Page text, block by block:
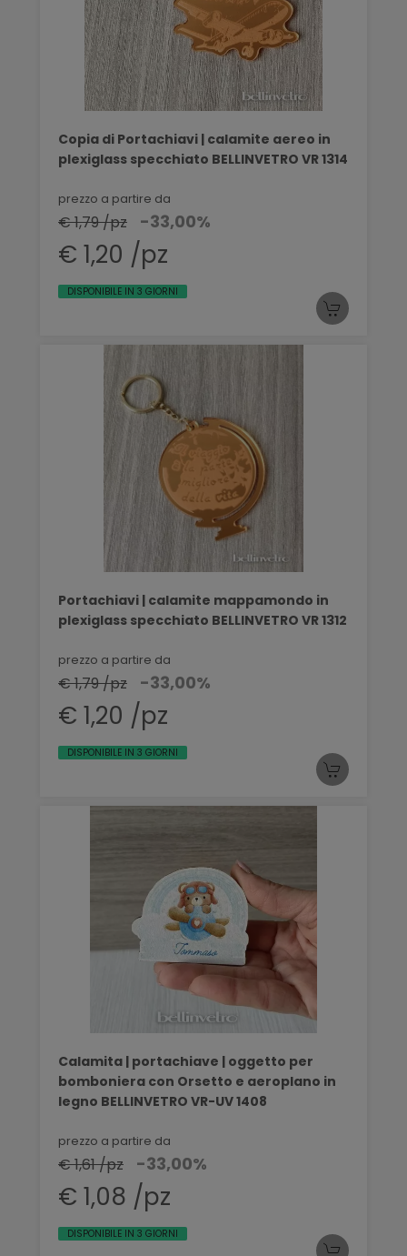
Copia di Portachiavi | calamite aereo in
plexiglass specchiato BELLINVETRO VR 1314
prezzo a partire da
€ 1,79 /pz -33,00%
€ 1,20 /pz
DISPONIBILE IN 3 GIORNI
Portachiavi | calamite mappamondo in
plexiglass specchiato BELLINVETRO VR 1312
prezzo a partire da
€ 1,79 /pz -33,00%
€ 1,20 /pz
DISPONIBILE IN 3 GIORNI
Calamita | portachiave | oggetto per
bomboniera con Orsetto e aeroplano in
legno BELLINVETRO VR-UV 1408
prezzo a partire da
€ 1,61 /pz -33,00%
€ 1,08 /pz
DISPONIBILE IN 3 GIORNI